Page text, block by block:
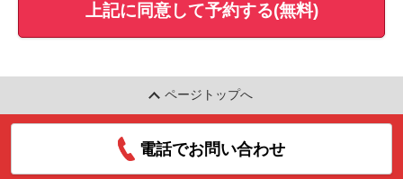
上記に同意して予約する(無料)
ページトップへ
電話でお問い合わせ